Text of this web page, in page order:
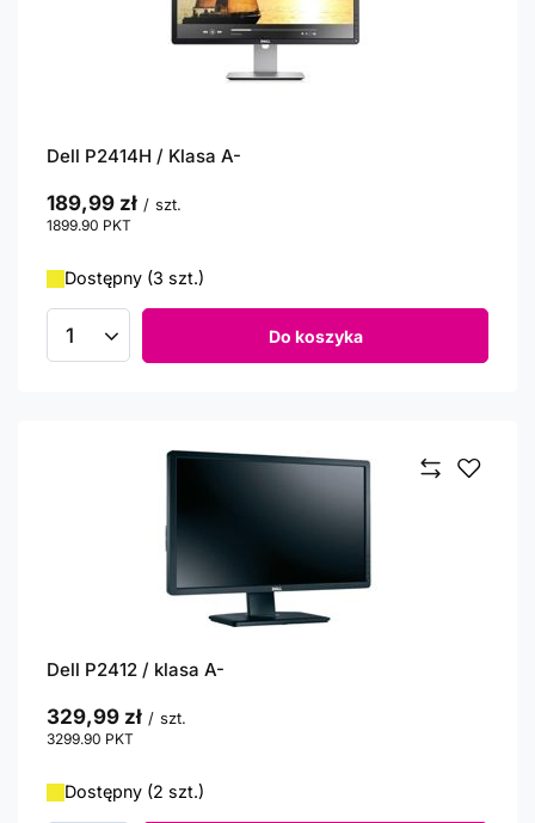
Dell P2414H / Klasa A-
189,99 zł / szt.
1899.90 PKT
Dostępny (3 szt.)
Ilość produktów Do koszyka
Dell P2412 / klasa A-
329,99 zł / szt.
3299.90 PKT
Dostępny (2 szt.)